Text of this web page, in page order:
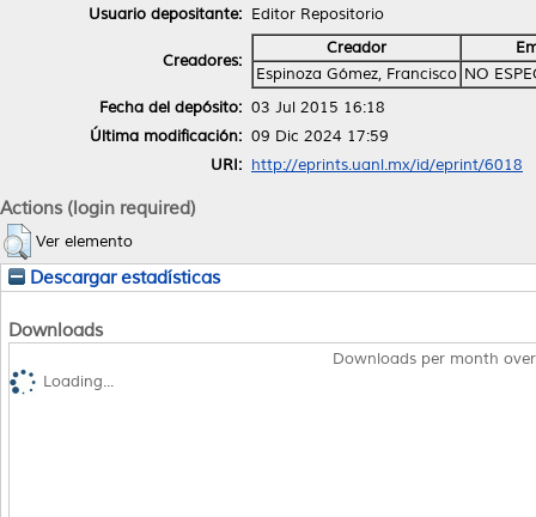
Usuario depositante: Editor Repositorio
Creadores:
Creador
Espinoza Gómez, Francisco NO
Fecha del depósito: 03 Jul 2015 16:18
Última modificación: 09 Dic 2024 17:59
URI: http://eprints.uanl.mx/id/eprint/6018
Actions (login required)
Ver elemento
Descargar estadísticas
Downloads
Downloads per month
Loading...